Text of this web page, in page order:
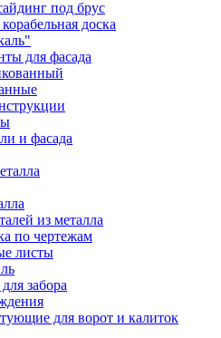
под брус
доска
для фасада
и фасада
из металла
по чертежам
листы
забора
для ворот и калиток